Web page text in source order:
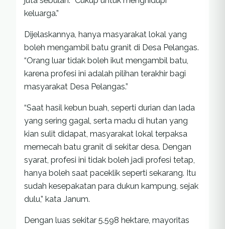
keluarga.”
Dijelaskannya, hanya masyarakat lokal yang
boleh mengambil batu granit di Desa Pelangas.
“Orang luar tidak boleh ikut mengambil batu,
karena profesi ini adalah pilihan terakhir bagi
masyarakat Desa Pelangas.”
“Saat hasil kebun buah, seperti durian dan lada
yang sering gagal, serta madu di hutan yang
kian sulit didapat, masyarakat lokal terpaksa
memecah batu granit di sekitar desa. Dengan
syarat, profesi ini tidak boleh jadi profesi tetap,
hanya boleh saat paceklik seperti sekarang. Itu
sudah kesepakatan para dukun kampung, sejak
dulu,” kata Janum.
Dengan luas sekitar 5.598 hektare, mayoritas